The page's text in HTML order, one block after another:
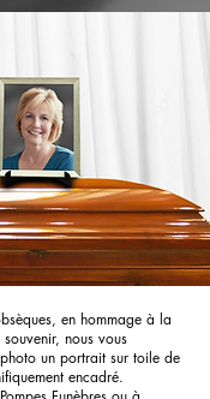
en hommage à la
nous vous
un portrait sur toile de
encadré.